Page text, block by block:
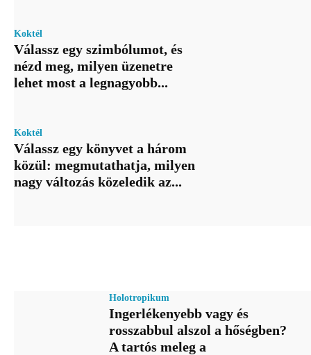
Koktél
Válassz egy szimbólumot, és
nézd meg, milyen üzenetre
lehet most a legnagyobb...
Koktél
Válassz egy könyvet a három
közül: megmutathatja, milyen
nagy változás közeledik az...
Holotropikum
Ingerlékenyebb vagy és
rosszabbul alszol a hőségben?
A tartós meleg a